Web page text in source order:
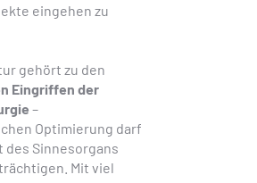
eingehen zu
gehört zu den
Eingriffen der
–
Optimierung darf
Sinnesorgans
Mit viel